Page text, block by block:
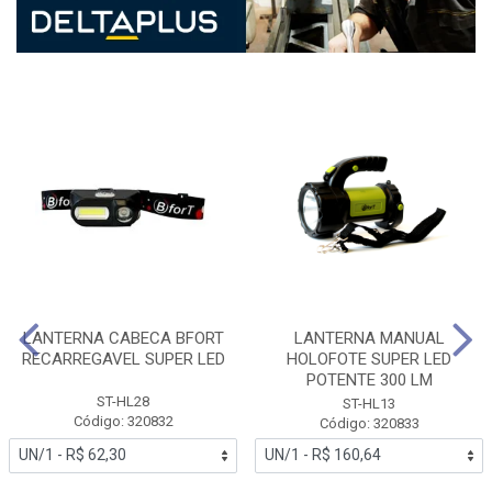
LANTERNA CABECA BFORT
RECARREGAVEL SUPER LED
ST-HL28
Código: 320832
LANTERNA MANUAL
HOLOFOTE SUPER LED
POTENTE 300 LM
ST-HL13
Código: 320833